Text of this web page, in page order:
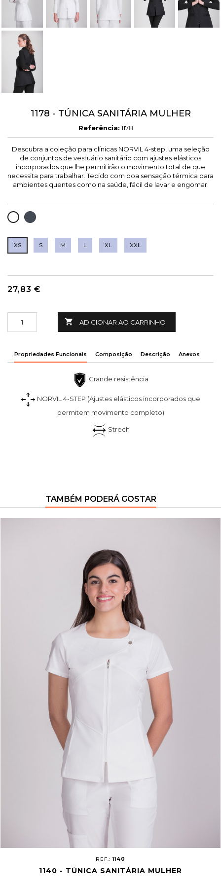
1178 - TÚNICA SANITÁRIA MULHER
Referência: 1178
Descubra a coleção para clínicas NORVIL 4-step, uma seleção
de conjuntos de vestuário sanitário com ajustes elásticos
incorporados que lhe permitirão o movimento total de que
necessita para trabalhar. Tecido com boa sensação térmica para
ambientes quentes como na saúde, fácil de lavar e engomar.
BRANCO
PRETO
XS S M L XL XXL
27,83 €
 ADICIONAR AO CARRINHO
Propriedades Funcionais Composição Descrição Anexos
Grande resistência
NORVIL 4-STEP (Ajustes elásticos incorporados que
permitem movimento completo)
Strech
TAMBÉM PODERÁ GOSTAR
REF.:1140
1140 - TÚNICA SANITÁRIA MULHER
((cancelText)) ((createText))
((cancelText)) ((loginText))